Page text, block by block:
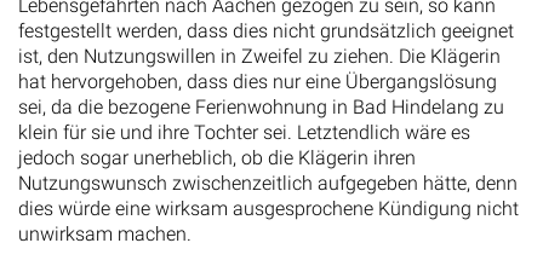
Lebensgefährten nach Aachen gezogen zu sein, so kann
festgestellt werden, dass dies nicht grundsätzlich geeignet
ist, den Nutzungswillen in Zweifel zu ziehen. Die Klägerin
hat hervorgehoben, dass dies nur eine Übergangslösung
sei, da die bezogene Ferienwohnung in Bad Hindelang zu
klein für sie und ihre Tochter sei. Letztendlich wäre es
jedoch sogar unerheblich, ob die Klägerin ihren
Nutzungswunsch zwischenzeitlich aufgegeben hätte, denn
dies würde eine wirksam ausgesprochene Kündigung nicht
unwirksam machen.